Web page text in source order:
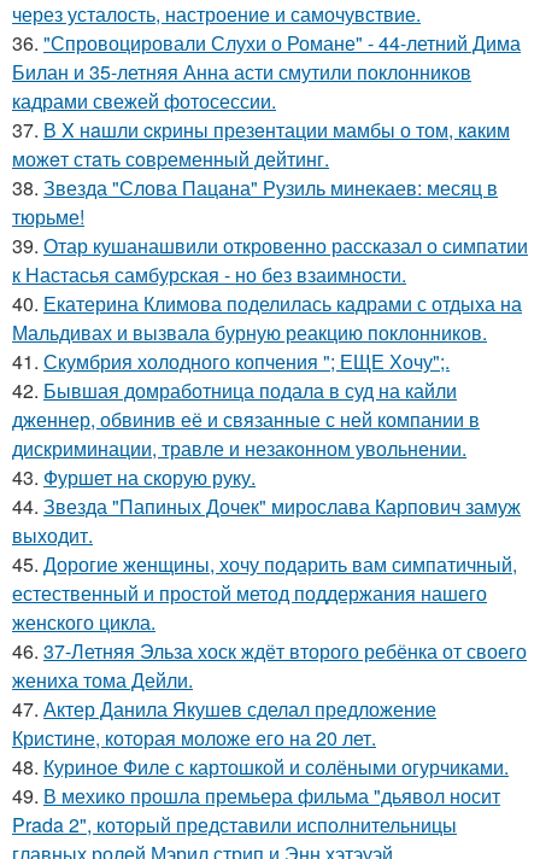
через усталость, настроение и самочувствие.
36. "Спровоцировали Слухи о Романе" - 44-летний Дима
Билан и 35-летняя Анна асти смутили поклонников
кадрами свежей фотосессии.
37. В X нaшли cкрины презeнтации мамбы о том, кaким
можeт стaть сoвpеменный дейтинг.
38. Звезда "Слова Пацана" Рузиль минекаев: месяц в
тюрьме!
39. Отар кушанашвили откровенно рассказал о симпатии
к Настасья самбурская - но без взаимности.
40. Екатерина Климова поделилась кадрами с отдыха на
Мальдивах и вызвала бурную реакцию поклонников.
41. Скумбрия холодного копчения "; ЕЩЕ Хочу";.
42. Бывшая домработница подала в суд на кайли
дженнер, обвинив её и связанные с ней компании в
дискриминации, травле и незаконном увольнении.
43. Фуршет на скорую руку.
44. Звезда "Папиных Дочек" мирослава Карпович замуж
выходит.
45. Дорогие женщины, хочу подарить вам симпатичный,
естественный и простой метод поддержания нашего
женского цикла.
46. 37-Летняя Эльза хоск ждёт второго ребёнка от своего
жениха тома Дейли.
47. Актер Данила Якушев сделал предложение
Кристине, которая моложе его на 20 лет.
48. Куриное Филе с картошкой и солёными огурчиками.
49. В мехико прошла премьера фильма "дьявол носит
Prada 2", который представили исполнительницы